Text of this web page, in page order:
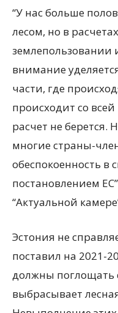
“У нас больше
лесом, но в
землепользовании
внимание
части, где
происходит со
расчет не берется.
многие страны-
обеспокоенность в
постановлением
“Актуальной
Эстония не
поставил на 2021-
должны поглощать
выбрасывает